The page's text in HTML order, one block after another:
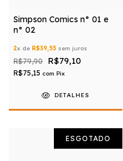
Simpson Comics n° 01 e
n° 02
2x de R$39,55 sem juros
R$79,90 R$79,10
R$75,15 com Pix
DETALHES
ESGOTADO